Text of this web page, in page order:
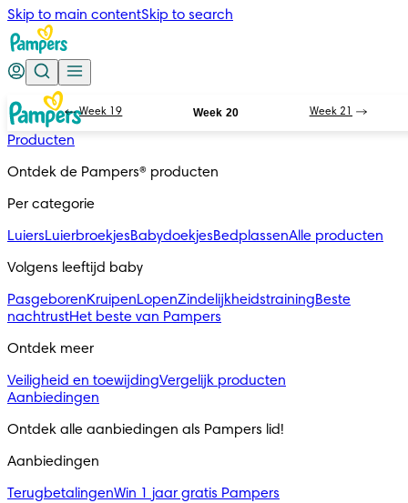
Skip to main contentSkip to search
Producten
Ontdek de Pampers® producten
Per categorie
LuiersLuierbroekjesBabydoekjesBedplassenAlle producten
Volgens leeftijd baby
PasgeborenKruipenLopenZindelijkheidstrainingBeste
nachtrustHet beste van Pampers
Ontdek meer
Veiligheid en toewijdingVergelijk producten
Aanbiedingen
Ontdek alle aanbiedingen als Pampers lid!
Aanbiedingen
TerugbetalingenWin 1 jaar gratis Pampers
Week 19 Week 20 Week 21